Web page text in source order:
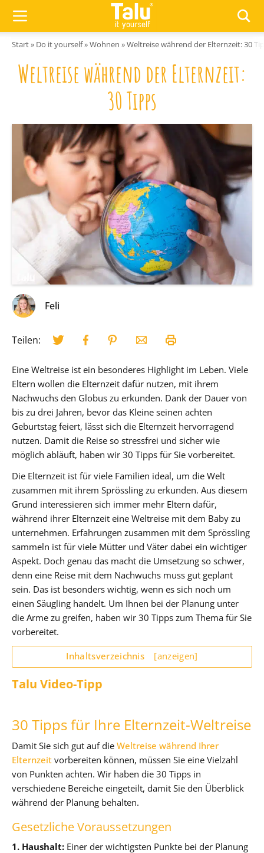
Start» Do it yourself»Wohnen »Weltreise während der Elternzeit: 30
Weltreise während der Elternzeit:
30 Tipps
Feli
Teilen:
Eine Weltreise ist ein besonderes Highlight im Leben. Viele
Eltern wollen die Elternzeit dafür nutzen, mit ihrem
Nachwuchs den Globus zu erkunden. Dank der Dauer von
bis zu drei Jahren, bevor das Kleine seinen achten
Geburtstag feiert, lässt sich die Elternzeit hervorragend
nutzen. Damit die Reise so stressfrei und sicher wie
möglich abläuft, haben wir 30 Tipps für Sie vorbereitet.
Die Elternzeit ist für viele Familien ideal, um die Welt
zusammen mit ihrem Sprössling zu erkunden. Aus diesem
Grund interessieren sich immer mehr Eltern dafür,
während ihrer Elternzeit eine Weltreise mit dem Baby zu
unternehmen. Erfahrungen zusammen mit dem Sprössling
sammeln ist für viele Mütter und Väter dabei ein wichtiger
Aspekt. Doch genau das macht die Umsetzung so schwer,
denn eine Reise mit dem Nachwuchs muss gut geplant
sein. Das ist besonders wichtig, wenn es sich noch um
einen Säugling handelt. Um Ihnen bei der Planung unter
die Arme zu greifen, haben wir 30 Tipps zum Thema für Sie
vorbereitet.
Inhaltsverzeichnis [anzeigen]
Talu Video-Tipp
30 Tipps für Ihre Elternzeit-Weltreise
Damit Sie sich gut auf die Weltreise während Ihrer
Elternzeit vorbereiten können, müssen Sie eine Vielzahl
von Punkten achten. Wir haben die 30 Tipps in
verschiedene Bereiche eingeteilt, damit Sie den Überblick
während der Planung behalten.
Gesetzliche Voraussetzungen
1. Haushalt: Einer der wichtigsten Punkte bei der Planung